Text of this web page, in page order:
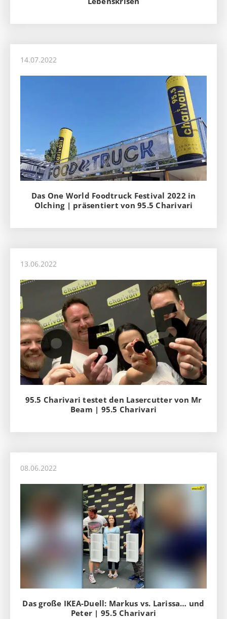
14.07.2022
Das One World Foodtruck Festival 2022 in
Olching | präsentiert von 95.5 Charivari
13.06.2022
95.5 Charivari testet den Lasercutter von Mr
Beam | 95.5 Charivari
08.06.2022
Das große IKEA-Duell: Markus vs. Larissa… und
Peter | 95.5 Charivari